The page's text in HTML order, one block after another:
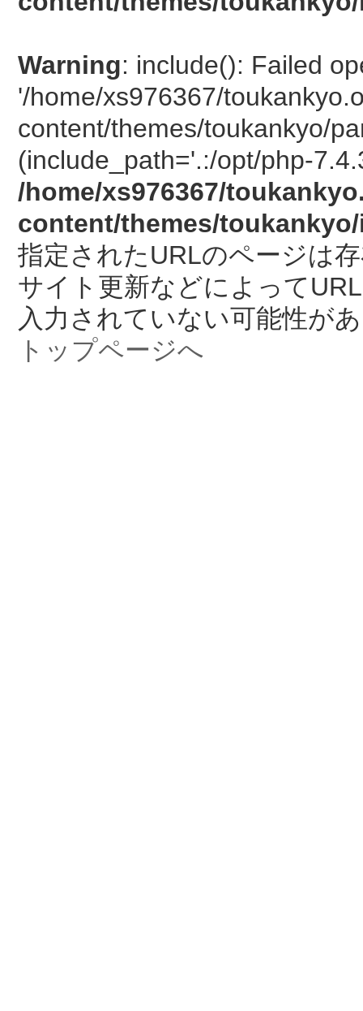
Warning: include(): Failed
'/home/xs976367/
content/themes/toukankyo/
(include_path='.:/opt/php-
/home/xs976367/
content/themes/
指定されたURLのページは
サイト更新などによって
入力されていない可能性が
トップページへ